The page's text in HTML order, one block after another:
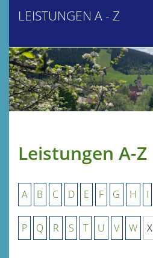
LEISTUNGEN A - Z
Leistungen A-Z
A B C D E F G H I
P Q R S T U V W X